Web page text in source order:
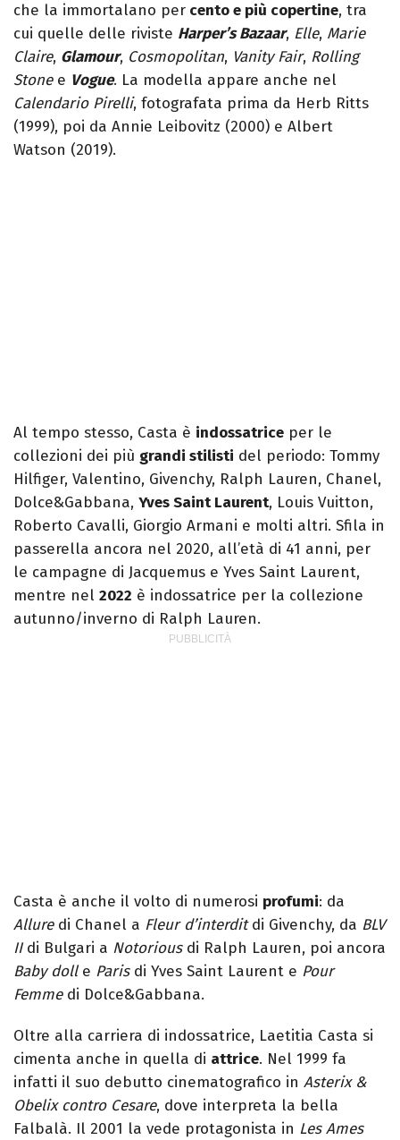
che la immortalano per cento e più copertine, tra
cui quelle delle riviste Harper’s Bazaar, Elle, Marie
Claire, Glamour, Cosmopolitan, Vanity Fair, Rolling
Stonee Vogue. La modella appare anche nel
Calendario Pirelli, fotografata prima da Herb Ritts
(1999), poi da Annie Leibovitz (2000) e Albert
Watson (2019).
Al tempo stesso, Casta è indossatrice per le
collezioni dei più grandi stilisti del periodo: Tommy
Hilfiger, Valentino, Givenchy, Ralph Lauren, Chanel,
Dolce&Gabbana, Yves Saint Laurent, Louis Vuitton,
Roberto Cavalli, Giorgio Armani e molti altri. Sfila in
passerella ancora nel 2020, all’età di 41 anni, per
le campagne di Jacquemus e Yves Saint Laurent,
mentre nel 2022 è indossatrice per la collezione
autunno/inverno di Ralph Lauren.
Casta è anche il volto di numerosi profumi: da
Alluredi Chanel a Fleur d’interditdi Givenchy, da BLV
IIdi Bulgari a Notoriousdi Ralph Lauren, poi ancora
Baby dolle Parisdi Yves Saint Laurent e Pour
Femmedi Dolce&Gabbana.
Oltre alla carriera di indossatrice, Laetitia Casta si
cimenta anche in quella di attrice. Nel 1999 fa
infatti il suo debutto cinematografico in Asterix &
Obelix contro Cesare, dove interpreta la bella
Falbalà. Il 2001 la vede protagonista in Les Ames